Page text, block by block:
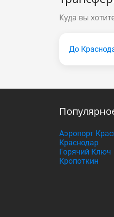
Куда вы
До
Аэропорт
Краснодар
Горячий Ключ
Кропоткин